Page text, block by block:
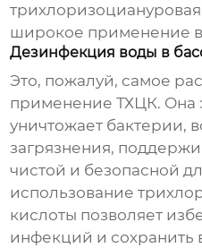
широкое применение в
Дезинфекция воды в
Это, пожалуй, самое
применение ТХЦК. Она
уничтожает бактерии,
загрязнения,
чистой и безопасной
использование
кислоты позволяет
инфекций и сохранить